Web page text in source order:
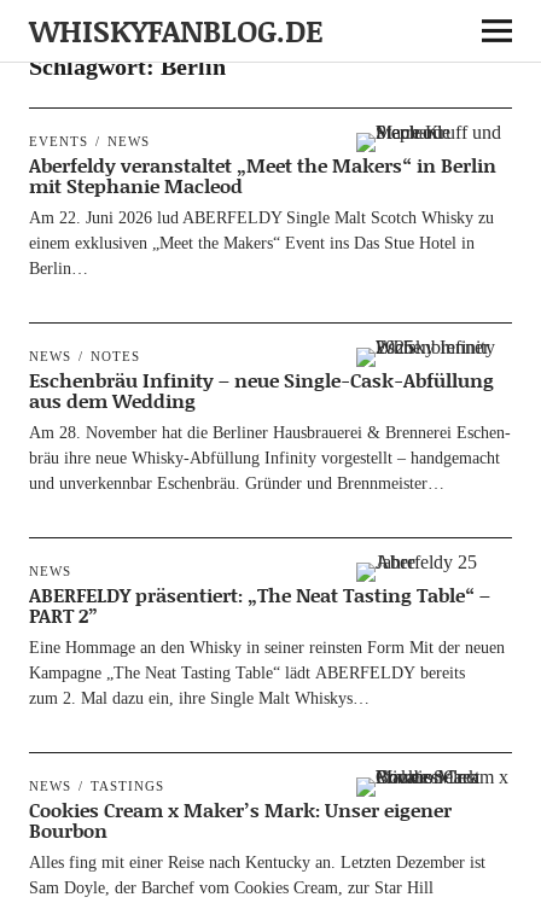
WHISKYFANBLOG.DE
Schlagwort:Berlin
EVENTS NEWS
Aberfeldy veranstaltet „Meet the Makers“ in Berlin
mit Stephanie Macleod
Am 22. Juni 2026 lud ABERFELDY Sin­gle Malt Scotch Whis­ky zu
einem exklu­si­ven „Meet the Makers“ Event ins Das Stue Hotel in
Berlin…
NEWS NOTES
Eschenbräu Infinity – neue Single-Cask-Abfüllung
aus dem Wedding
Am 28. Novem­ber hat die Ber­li­ner Haus­braue­rei & Bren­ne­rei Eschen­
bräu ihre neue Whis­ky-Abfül­­lung Infi­ni­ty vor­ge­stellt – hand­ge­macht
und unver­kenn­bar Eschen­bräu. Grün­der und Brennmeister…
NEWS
ABERFELDY präsentiert: „The Neat Tasting Table“ –
PART 2”
Eine Hom­mage an den Whis­ky in sei­ner reins­ten Form Mit der neu­en
Kam­pa­gne „The Neat Tasting Table“ lädt ABERFELDY bereits
zum 2. Mal dazu ein, ihre Sin­gle Malt Whiskys…
NEWS TASTINGS
Cookies Cream x Maker’s Mark: Unser eigener
Bourbon
Alles fing mit einer Rei­se nach Ken­tu­cky an. Letz­ten Dezem­ber ist
Sam Doyle, der Bar­chef vom Coo­kies Cream, zur Star Hill